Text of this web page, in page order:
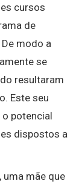
cursos
de
modo a
se
resultaram
Este seu
potencial
dispostos a
mãe que